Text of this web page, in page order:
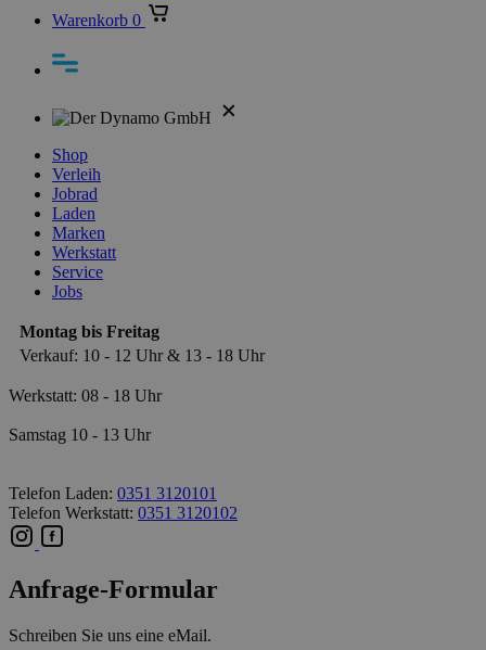
Warenkorb 0
Shop
Verleih
Jobrad
Laden
Marken
Werkstatt
Service
Jobs
Montag bis Freitag
Verkauf: 10 - 12 Uhr & 13 - 18 Uhr
Werkstatt: 08 - 18 Uhr
Samstag 10 - 13 Uhr
Telefon Laden: 0351 3120101
Telefon Werkstatt: 0351 3120102
Anfrage-Formular
Schreiben Sie uns eine eMail.